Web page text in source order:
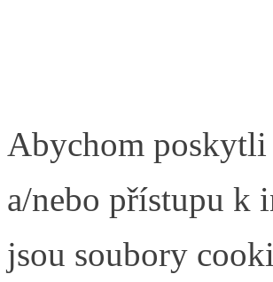
Abychom poskytli
a/nebo přístupu k
jsou soubory